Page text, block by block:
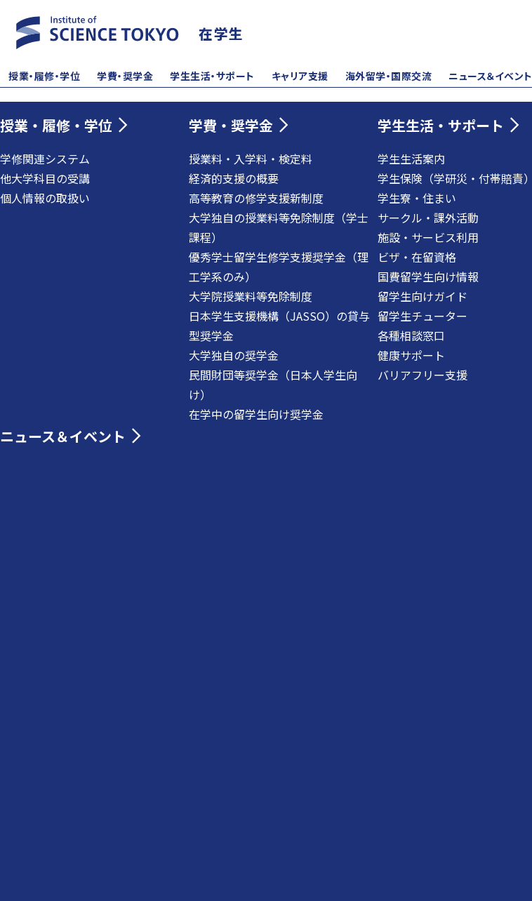
在学生
授業・履修・学位 学費・奨学金 学生生活・サポート キャリア支援 海外留学・国際交流 ニュース＆イベント
授業・履修・学位
学修関連システム
他大学科目の受講
個人情報の取扱い
学費・奨学金
授業料・入学料・検定料
経済的支援の概要
高等教育の修学支援新制度
大学独自の授業料等免除制度（学士
課程）
優秀学士留学生修学支援奨学金（理
工学系のみ）
大学院授業料等免除制度
日本学生支援機構（JASSO）の貸与
型奨学金
大学独自の奨学金
民間財団等奨学金（日本人学生向
け）
在学中の留学生向け奨学金
学生生活・サポート
学生生活案内
学生保険（学研災・付帯賠責）
学生寮・住まい
サークル・課外活動
施設・サービス利用
ビザ・在留資格
国費留学生向け情報
留学生向けガイド
留学生チューター
各種相談窓口
健康サポート
バリアフリー支援
ニュース＆イベント